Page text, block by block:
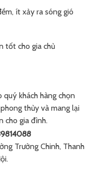
ít xảy ra sóng gió
tốt cho gia chủ
quý khách hàng chọn
thủy và mang lại
cho gia đình.
Trường Chinh, Thanh